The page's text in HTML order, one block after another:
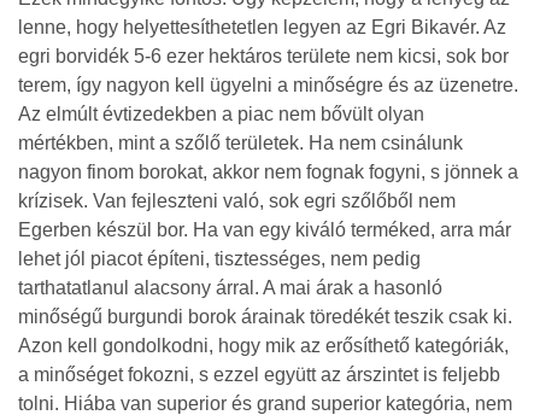
lenne, hogy helyettesíthetetlen legyen az Egri Bikavér. Az
egri borvidék 5-6 ezer hektáros területe nem kicsi, sok bor
terem, így nagyon kell ügyelni a minőségre és az üzenetre.
Az elmúlt évtizedekben a piac nem bővült olyan
mértékben, mint a szőlő területek. Ha nem csinálunk
nagyon finom borokat, akkor nem fognak fogyni, s jönnek a
krízisek. Van fejleszteni való, sok egri szőlőből nem
Egerben készül bor. Ha van egy kiváló terméked, arra már
lehet jól piacot építeni, tisztességes, nem pedig
tarthatatlanul alacsony árral. A mai árak a hasonló
minőségű burgundi borok árainak töredékét teszik csak ki.
Azon kell gondolkodni, hogy mik az erősíthető kategóriák,
a minőséget fokozni, s ezzel együtt az árszintet is feljebb
tolni. Hiába van superior és grand superior kategória, nem